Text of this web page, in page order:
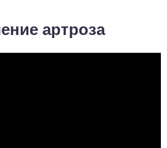
артроза